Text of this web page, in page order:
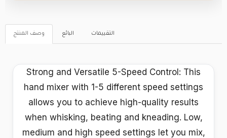
وصف المنتج البائع التقييمات
Strong and Versatile 5-Speed Control: This
hand mixer with 1-5 different speed settings
allows you to achieve high-quality results
when whisking, beating and kneading. Low,
medium and high speed settings let you mix,